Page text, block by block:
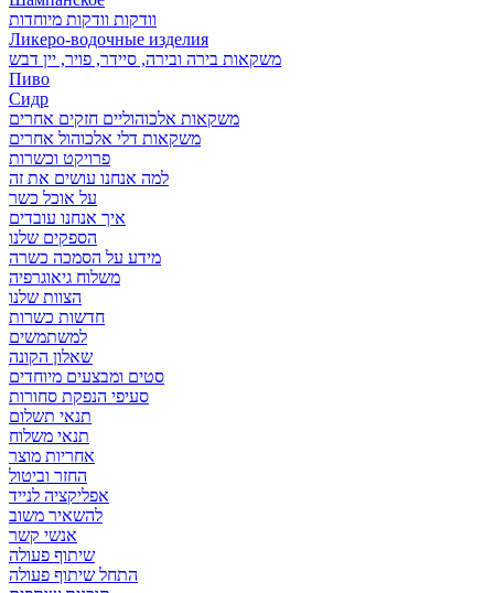
וודקות וודקות מיוחדות
Ликеро-водочные изделия
משקאות בירה ובירה, סיידר, פויר, יין דבש
Пиво
Сидр
משקאות אלכוהוליים חזקים אחרים
משקאות דלי אלכוהול אחרים
פרויקט וכשרות
למה אנחנו עושים את זה
על אוכל כשר
איך אנחנו עובדים
הספקים שלנו
מידע על הסמכה כשרה
משלוח גיאוגרפיה
הצוות שלנו
חדשות כשרות
למשתמשים
שאלון הקונה
סטים ומבצעים מיוחדים
סעיפי הנפקת סחורות
תנאי תשלום
תנאי משלוח
אחריות מוצר
החזר וביטול
אפליקציה לנייד
להשאיר משוב
אנשי קשר
שיתוף פעולה
התחל שיתוף פעולה